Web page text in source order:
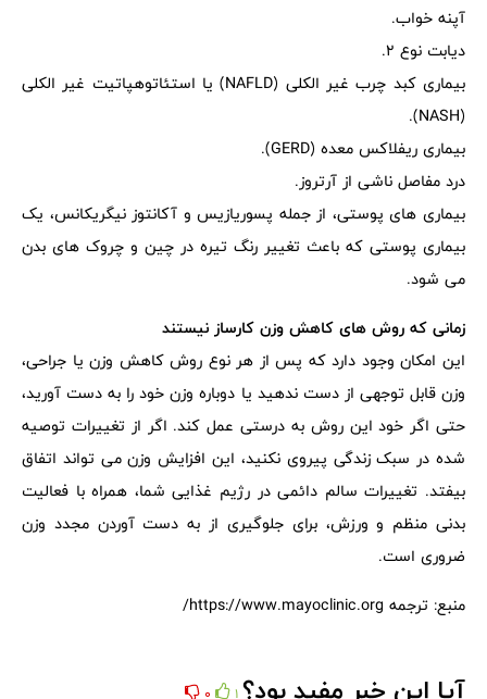
آپنه خواب.
دیابت نوع 2.
بیماری کبد چرب غیر الکلی (NAFLD) یا استئاتوهپاتیت غیر الکلی
(NASH).
بیماری ریفلاکس معده (GERD).
درد مفاصل ناشی از آرتروز.
بیماری های پوستی، از جمله پسوریازیس و آکانتوز نیگریکانس، یک
بیماری پوستی که باعث تغییر رنگ تیره در چین و چروک های بدن
می شود.
زمانی که روش های کاهش وزن کارساز نیستند
این امکان وجود دارد که پس از هر نوع روش کاهش وزن یا جراحی،
وزن قابل توجهی از دست ندهید یا دوباره وزن خود را به دست آورید،
حتی اگر خود این روش به درستی عمل کند. اگر از تغییرات توصیه
شده در سبک زندگی پیروی نکنید، این افزایش وزن می تواند اتفاق
بیفتد. تغییرات سالم دائمی در رژیم غذایی شما، همراه با فعالیت
بدنی منظم و ورزش، برای جلوگیری از به دست آوردن مجدد وزن
ضروری است.
منبع: ترجمه https://www.mayoclinic.org/
آیا این خبر مفید بود؟1
0